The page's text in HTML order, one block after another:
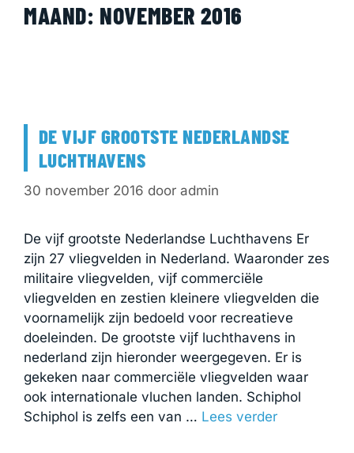
MAAND: NOVEMBER 2016
DE VIJF GROOTSTE NEDERLANDSE
LUCHTHAVENS
30 november 2016 door admin
De vijf grootste Nederlandse Luchthavens Er
zijn 27 vliegvelden in Nederland. Waaronder zes
militaire vliegvelden, vijf commerciële
vliegvelden en zestien kleinere vliegvelden die
voornamelijk zijn bedoeld voor recreatieve
doeleinden. De grootste vijf luchthavens in
nederland zijn hieronder weergegeven. Er is
gekeken naar commerciële vliegvelden waar
ook internationale vluchen landen. Schiphol
Schiphol is zelfs een van … Lees verder